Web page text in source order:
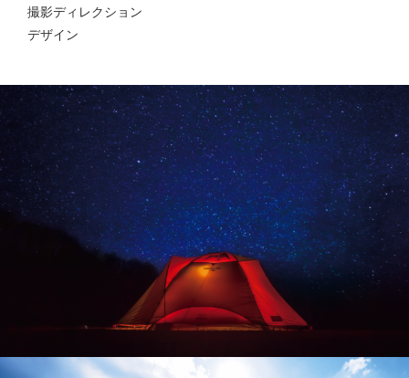
撮影ディレクション
デザイン